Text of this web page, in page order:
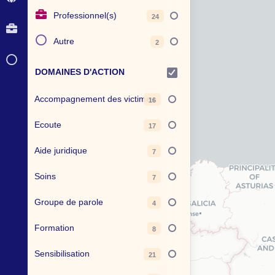
Professionnel(s) 24
Autre 2
DOMAINES D'ACTION
Accompagnement des victimes
16
Ecoute 17
Aide juridique 7
Soins 7
Groupe de parole 4
Formation 8
Sensibilisation 21